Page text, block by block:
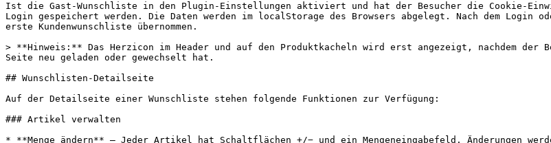
Ist die Gast-Wunschliste in den Plugin-Einstellungen aktiviert und hat der Besucher die Cookie-
Login gespeichert werden. Die Daten werden im localStorage des Browsers abgelegt. Nach dem
erste Kundenwunschliste übernommen.
> **Hinweis:** Das Herzicon im Header und auf den Produktkacheln wird erst angezeigt, nachdem
Seite neu geladen oder gewechselt hat.
## Wunschlisten-Detailseite
Auf der Detailseite einer Wunschliste stehen folgende Funktionen zur Verfügung:
### Artikel verwalten
* **Menge ändern** — Jeder Artikel hat Schaltflächen +/− und ein Mengeneingabefeld. Änderungen